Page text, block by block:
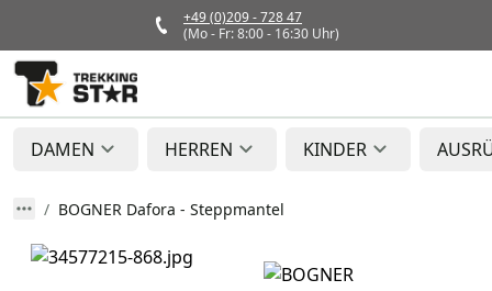
+49 (0)209 - 728 47
(Mo - Fr: 8:00 - 16:30 Uhr)
DAMEN HERREN KINDER
BOGNER Dafora - Steppmantel